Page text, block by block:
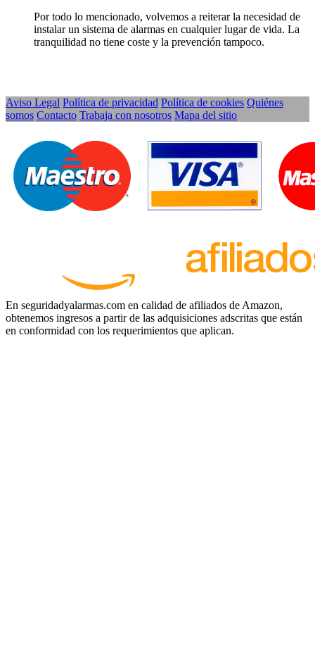
Por todo lo mencionado, volvemos a reiterar la necesidad de
instalar un sistema de alarmas en cualquier lugar de vida. La
tranquilidad no tiene coste y la prevención tampoco.
Aviso Legal Política de privacidad Política de cookies Quiénes
somos Contacto Trabaja con nosotros Mapa del sitio
En seguridadyalarmas.com en calidad de afiliados de Amazon,
obtenemos ingresos a partir de las adquisiciones adscritas que están
en conformidad con los requerimientos que aplican.